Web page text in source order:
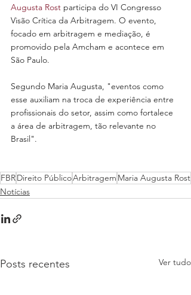
Augusta Rost participa do VI Congresso
Visão Crítica da Arbitragem. O evento,
focado em arbitragem e mediação, é
promovido pela Amcham e acontece em
São Paulo.
Segundo Maria Augusta, "eventos como
esse auxiliam na troca de experiência entre
profissionais do setor, assim como fortalece
a área de arbitragem, tão relevante no
Brasil".
FBRDireito PúblicoArbitragem Maria Augusta Rost
Notícias
Posts recentes Ver tudo